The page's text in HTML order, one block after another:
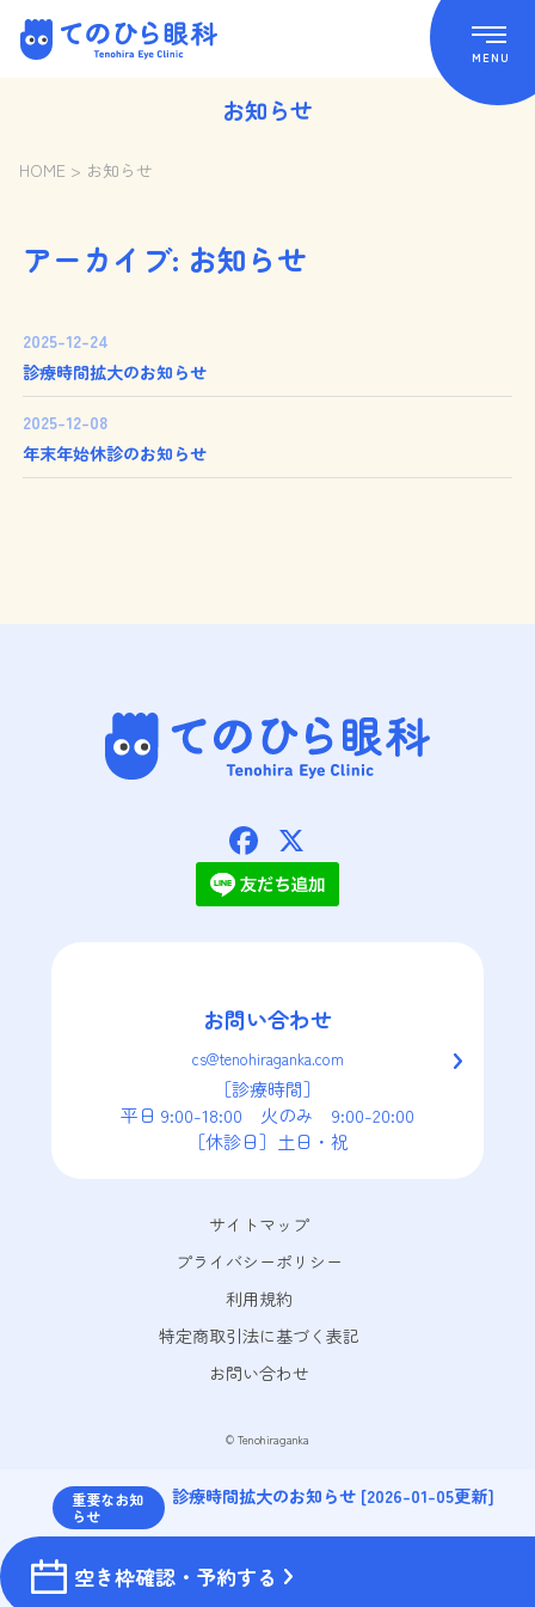
content
MENU
てのひら眼科 Tenohira Eye Clinic
重要なお知
らせ
診療時間拡大のお知らせ [2026-01-05更新]
空き枠確認・予約する
お知らせ
HOME > お知らせ
アーカイブ: お知らせ
2025-12-24
診療時間拡大のお知らせ
2025-12-08
年末年始休診のお知らせ
Facebook
お問い合わせ
cs@tenohiraganka.com
［診療時間］
平日 9:00-18:00　火のみ　9:00-20:00
［休診日］土日・祝
サイトマップ
プライバシーポリシー
利用規約
特定商取引法に基づく表記
お問い合わせ
© Tenohiraganka